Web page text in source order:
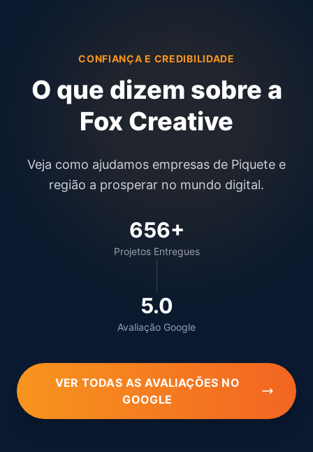
CONFIANÇA E CREDIBILIDADE
O que dizem sobre a
Fox Creative
Veja como ajudamos empresas de Piquete e
região a prosperar no mundo digital.
656+
Projetos Entregues
5.0
Avaliação Google
VER TODAS AS AVALIAÇÕES NO
GOOGLE